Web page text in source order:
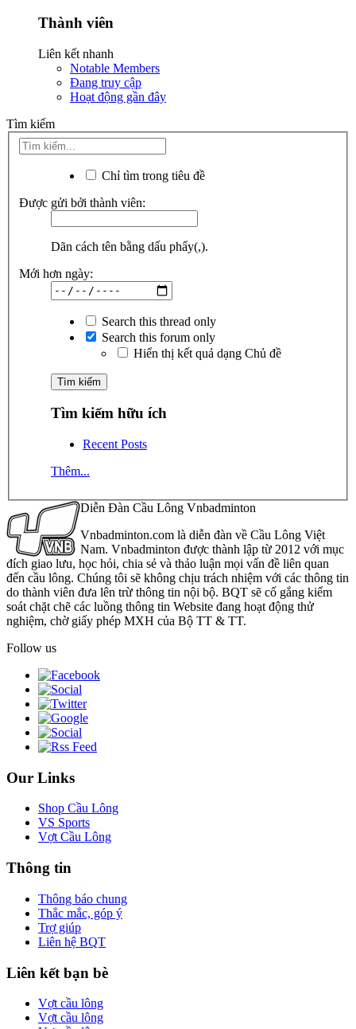
Thành viên
Liên kết nhanh
Notable Members
Đang truy cập
Hoạt động gần đây
Tìm kiếm
Chỉ tìm trong tiêu đề
Được gửi bởi thành viên:
Dãn cách tên bằng dấu phẩy(,).
Mới hơn ngày:
Search this thread only
Search this forum only
Hiển thị kết quả dạng Chủ đề
Tìm kiếm hữu ích
Recent Posts
Thêm...
Diễn Đàn Cầu Lông Vnbadminton
Vnbadminton.com là diễn đàn về Cầu Lông Việt
Nam. Vnbadminton được thành lập từ 2012 với mục
đích giao lưu, học hỏi, chia sẻ và thảo luận mọi vấn đề liên quan
đến cầu lông. Chúng tôi sẽ không chịu trách nhiệm với các thông tin
do thành viên đưa lên trừ thông tin nội bộ. BQT sẽ cố gắng kiểm
soát chặt chẽ các luồng thông tin Website đang hoạt động thử
nghiệm, chờ giấy phép MXH của Bộ TT & TT.
Follow us
Our Links
Shop Cầu Lông
VS Sports
Vợt Cầu Lông
Thông tin
Thông báo chung
Thắc mắc, góp ý
Trợ giúp
Liên hệ BQT
Liên kết bạn bè
Vợt cầu lông
Vợt cầu lông